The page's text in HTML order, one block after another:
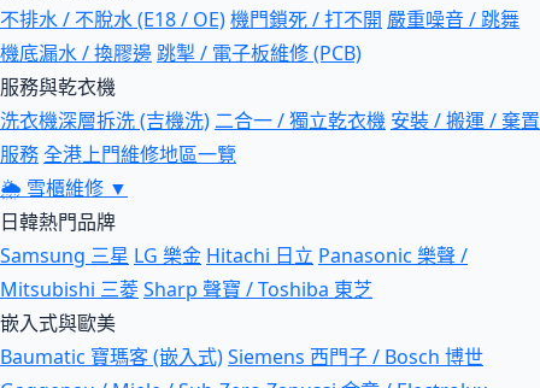
不排水 / 不脫水 (E18 / OE)機門鎖死 / 打不開 嚴重噪音 / 跳舞
機底漏水 / 換膠邊跳掣 / 電子板維修 (PCB)
服務與乾衣機
洗衣機深層拆洗 (吉機洗) 二合一 / 獨立乾衣機 安裝 / 搬運 / 棄置
服務全港上門維修地區一覽
🌦 雪櫃維修 ▼
日韓熱門品牌
Samsung 三星 LG 樂金 Hitachi 日立 Panasonic 樂聲 /
Mitsubishi 三菱Sharp 聲寶 / Toshiba 東芝
嵌入式與歐美
Baumatic 寶瑪客 (嵌入式)Siemens 西門子 / Bosch 博世